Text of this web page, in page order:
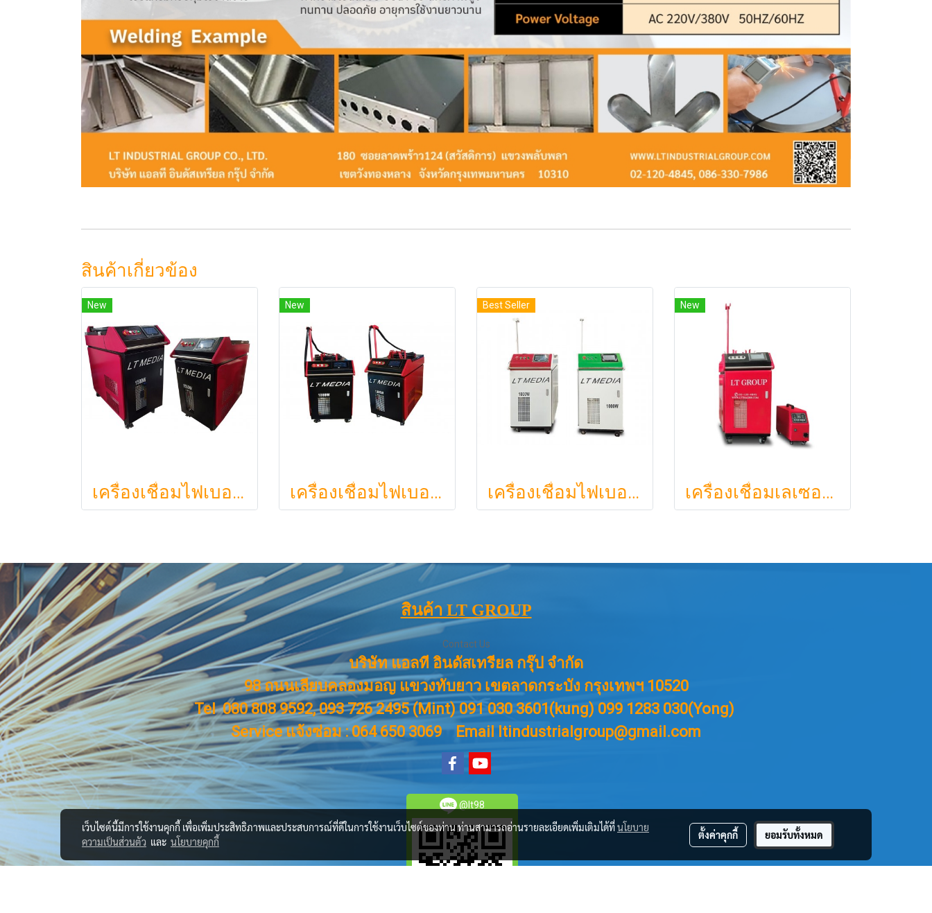
สินค้าเกี่ยวข้อง
New
เครื่องเชื่อมไฟเบอร์เลเซอร์
New
เครื่องเชื่อมไฟเบอร์เลเซอร์
Best Seller
เครื่องเชื่อมไฟเบอร์เลเซอร์
New
เครื่องเชื่อมเลเซอร์แบบพกพา 4IN1 : L : 3000W
สินค้า LT GROUP
Contact Us
บริษัท แอลที อินดัสเทรียล กรุ๊ป จำกัด
98 ถนนเลียบคลองมอญ แขวงทับยาว เขตลาดกระบัง กรุงเทพฯ 10520
Tel 080 808 9592, 093 726 2495 (Mint) 091 030 3601(kung) 099 1283 030(Yong)
Service แจ้งซ่อม : 064 650 3069 Email ltindustrialgroup@gmail.com
@lt98
เว็บไซต์นี้มีการใช้งานคุกกี้ เพื่อเพิ่มประสิทธิภาพและประสบการณ์ที่ดีในการใช้งานเว็บไซต์ของท่าน ท่านสามารถอ่านรายละเอียดเพิ่มเติมได้ที่นโยบาย
ความเป็นส่วนตัว และ นโยบายคุกกี้
ตั้งค่าคุกกี้ ยอมรับทั้งหมด